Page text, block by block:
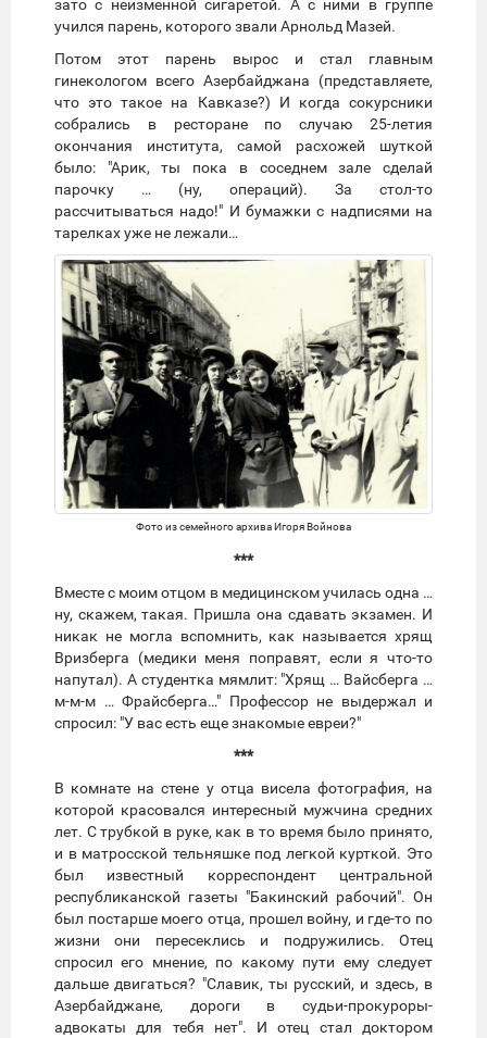
зато с неизменной сигаретой. А с ними в группе
учился парень, которого звали Арнольд Мазей.
Потом этот парень вырос и стал главным
гинекологом всего Азербайджана (представляете,
что это такое на Кавказе?) И когда сокурсники
собрались в ресторане по случаю 25-летия
окончания института, самой расхожей шуткой
было: "Арик, ты пока в соседнем зале сделай
парочку … (ну, операций). За стол-то
рассчитываться надо!" И бумажки с надписями на
тарелках уже не лежали…
Фото из семейного архива Игоря Войнова
***
Вместе с моим отцом в медицинском училась одна …
ну, скажем, такая. Пришла она сдавать экзамен. И
никак не могла вспомнить, как называется хрящ
Вризберга (медики меня поправят, если я что-то
напутал). А студентка мямлит: "Хрящ … Вайсберга …
м-м-м … Фрайсберга…" Профессор не выдержал и
спросил: "У вас есть еще знакомые евреи?"
***
В комнате на стене у отца висела фотография, на
которой красовался интересный мужчина средних
лет. С трубкой в руке, как в то время было принято,
и в матросской тельняшке под легкой курткой. Это
был известный корреспондент центральной
республиканской газеты "Бакинский рабочий". Он
был постарше моего отца, прошел войну, и где-то по
жизни они пересеклись и подружились. Отец
спросил его мнение, по какому пути ему следует
дальше двигаться? "Славик, ты русский, и здесь, в
Азербайджане, дороги в судьи-прокуроры-
адвокаты для тебя нет". И отец стал доктором